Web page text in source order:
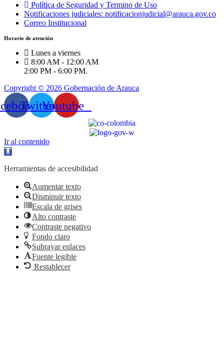
Política de Seguridad y Termino de Uso
Notificaciones judiciales: notificacionjudicial@arauca.gov.co
Correo Institucional
Horario de atención
Lunes a viernes
8:00 AM - 12:00 AM
2:00 PM - 6:00 PM.
Copyright © 2026 Gobernación de Arauca
TwitterYoutube
Ir al contenido
Abrir
de
Herramientas de accesibilidad
Aumentar texto
Disminuir texto
Escala de grises
Alto contraste
Contraste negativo
Fondo claro
Subrayar enlaces
Fuente legible
Restablecer